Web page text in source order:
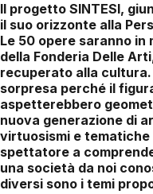
Il progetto SINTESI,
il suo orizzonte alla
Le 50 opere saranno in
della Fonderia Delle
recuperato alla
sorpresa perché il
aspetterebbero
nuova generazione di
virtuosismi e
spettatore a
una società da noi
diversi sono i temi